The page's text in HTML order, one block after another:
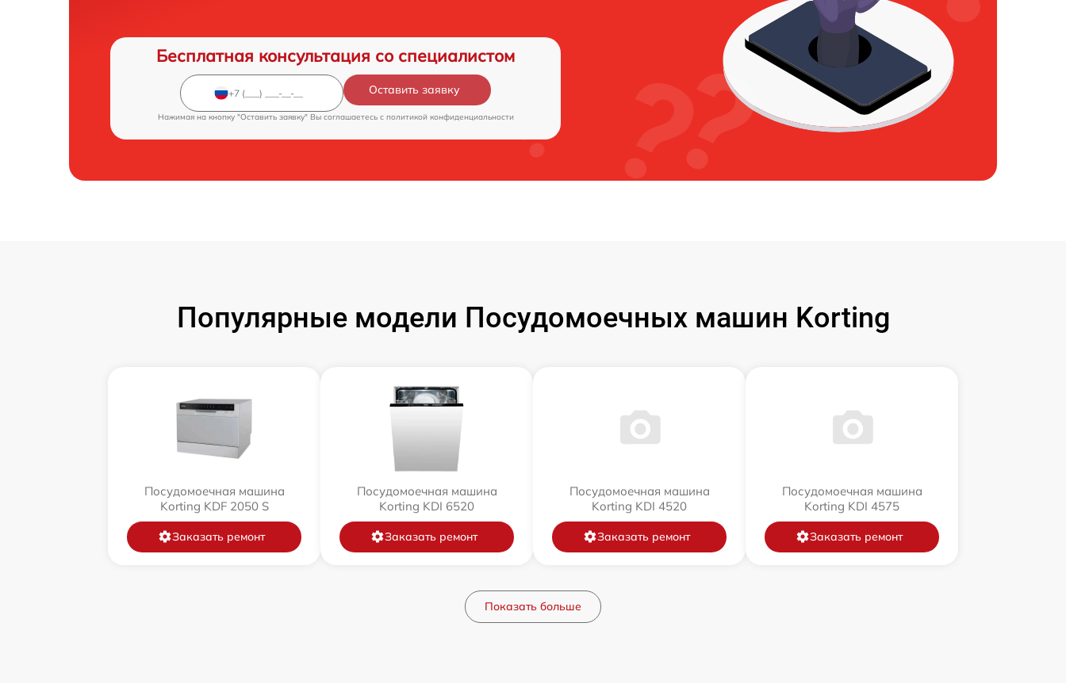
Бесплатная консультация со специалистом
Оставить заявку
Нажимая на кнопку "Оставить заявку" Вы соглашаетесь c политикой конфиденциальности
Популярные модели Посудомоечных машин Korting
Посудомоечная машина
Korting KDF 2050 S
Заказать ремонт
Посудомоечная машина
Korting KDI 6520
Заказать ремонт
Посудомоечная машина
Korting KDI 4520
Заказать ремонт
Посудомоечная машина
Korting KDI 4575
Заказать ремонт
Показать больше